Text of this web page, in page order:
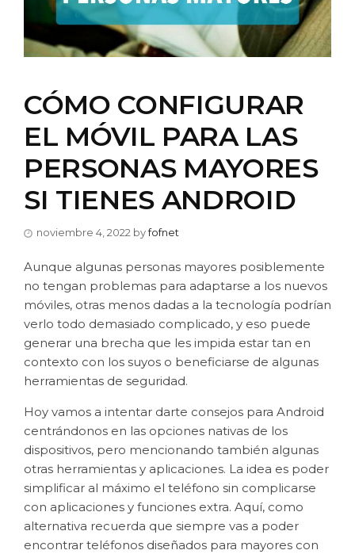
CÓMO CONFIGURAR
EL MÓVIL PARA LAS
PERSONAS MAYORES
SI TIENES ANDROID
noviembre 4, 2022 byfofnet
Aunque algunas personas mayores posiblemente
no tengan problemas para adaptarse a los nuevos
móviles, otras menos dadas a la tecnología podrían
verlo todo demasiado complicado, y eso puede
generar una brecha que les impida estar tan en
contexto con los suyos o beneficiarse de algunas
herramientas de seguridad.
Hoy vamos a intentar darte consejos para Android
centrándonos en las opciones nativas de los
dispositivos, pero mencionando también algunas
otras herramientas y aplicaciones. La idea es poder
simplificar al máximo el teléfono sin complicarse
con aplicaciones y funciones extra. Aquí, como
alternativa recuerda que siempre vas a poder
encontrar teléfonos diseñados para mayores con